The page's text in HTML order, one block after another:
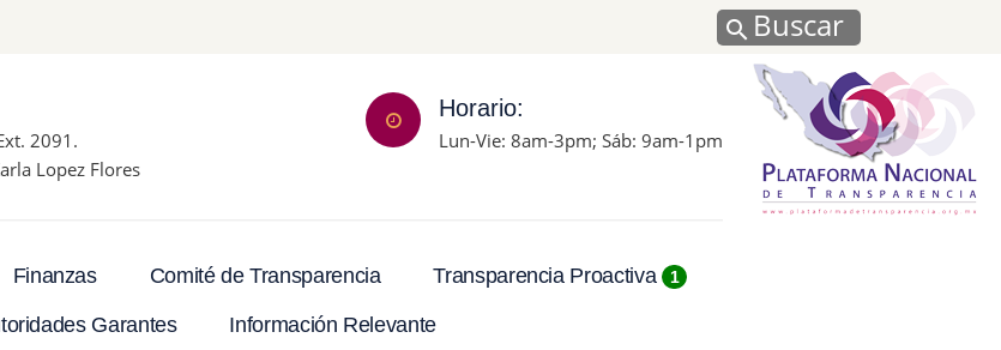
Buscar
2091.
Lopez Flores
Horario:
Lun-Vie: 8am-3pm; Sáb: 9am-1pm
Finanzas Comité de Transparencia Transparencia Proactiva 1
Garantes Información Relevante